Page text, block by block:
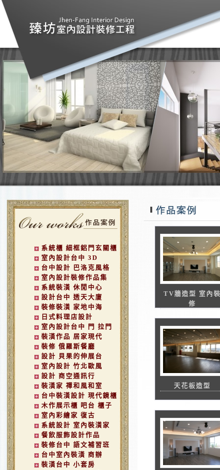
系統櫃 細框鋁門玄關櫃
室內設計台中 3D
台中設計 巴洛克風格
室內設計裝修作品集
系統裝潢 休閒中心
設計台中 透天大廈
裝修裝潢 家地中海
日式料理店設計
室內設計台中 門 拉門
裝潢作品 居家現代
裝修 俄羅斯餐廳
設計 貝果的伸展台
室內設計 竹北歐風
設計 商空通訊行
裝潢家 禪和風和室
台中裝潢設計 現代鏡櫃
木作展示櫃 吧台 櫃子
室內彩繪家 復古
系統設計 室內裝潢家
餐飲服飾設計作品
裝修台中 語文補習班
台中室內裝潢 商辦
裝潢台中 小套房
TV牆造型 室內
修
天花板造型